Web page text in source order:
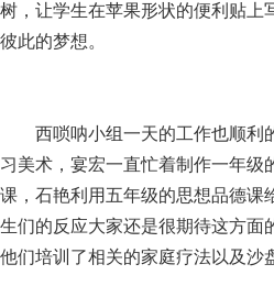
树，让学生在苹果形状的便利贴上
彼此的梦想。
西唢呐小组一天的工作也顺利
习美术，宴宏一直忙着制作一年
课，石艳利用五年级的思想品德课
生们的反应大家还是很期待这方面
他们培训了相关的家庭疗法以及沙